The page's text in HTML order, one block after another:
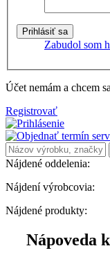
Zabudol som
Účet nemám a chcem
Registrovať
Nájdené oddelenia:
Nájdení výrobcovia:
Nájdené produkty:
Nápoveda